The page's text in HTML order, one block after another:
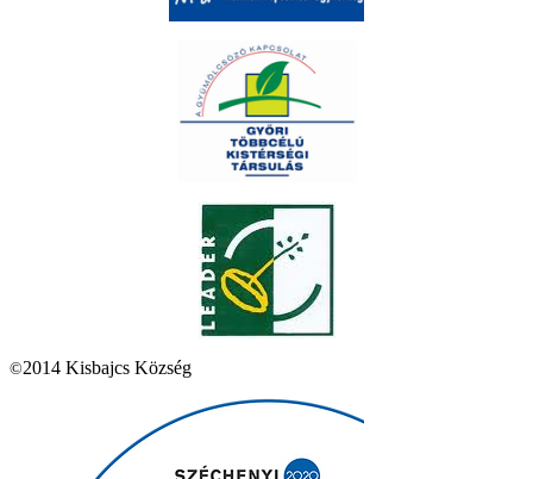
©2014 Kisbajcs Község